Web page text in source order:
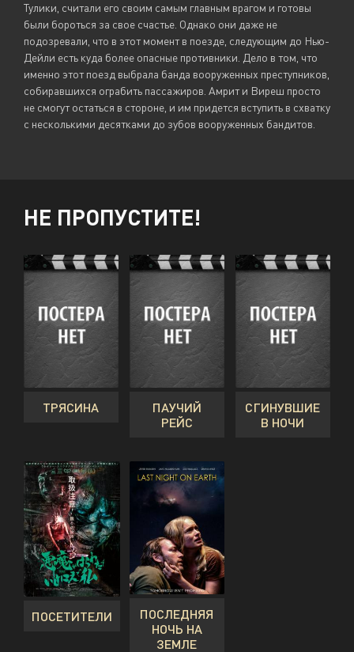
Тулики, считали его своим самым главным врагом и готовы
были бороться за свое счастье. Однако они даже не
подозревали, что в этот момент в поезде, следующим до Нью-
Дейли есть куда более опасные противники. Дело в том, что
именно этот поезд выбрала банда вооруженных преступников,
собиравшихся ограбить пассажиров. Амрит и Виреш просто
не смогут остаться в стороне, и им придется вступить в схватку
с несколькими десятками до зубов вооруженных бандитов.
НЕ ПРОПУСТИТЕ!
ТРЯСИНА
ПАУЧИЙ
РЕЙС
СГИНУВШИЕ
В НОЧИ
ПОСЕТИТЕЛИ
ПОСЛЕДНЯЯ
НОЧЬ НА
ЗЕМЛЕ